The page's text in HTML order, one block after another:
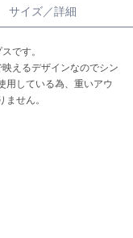
サイズ／詳細
です。
えるデザインなのでシン
用している為、重いアウ
せん。